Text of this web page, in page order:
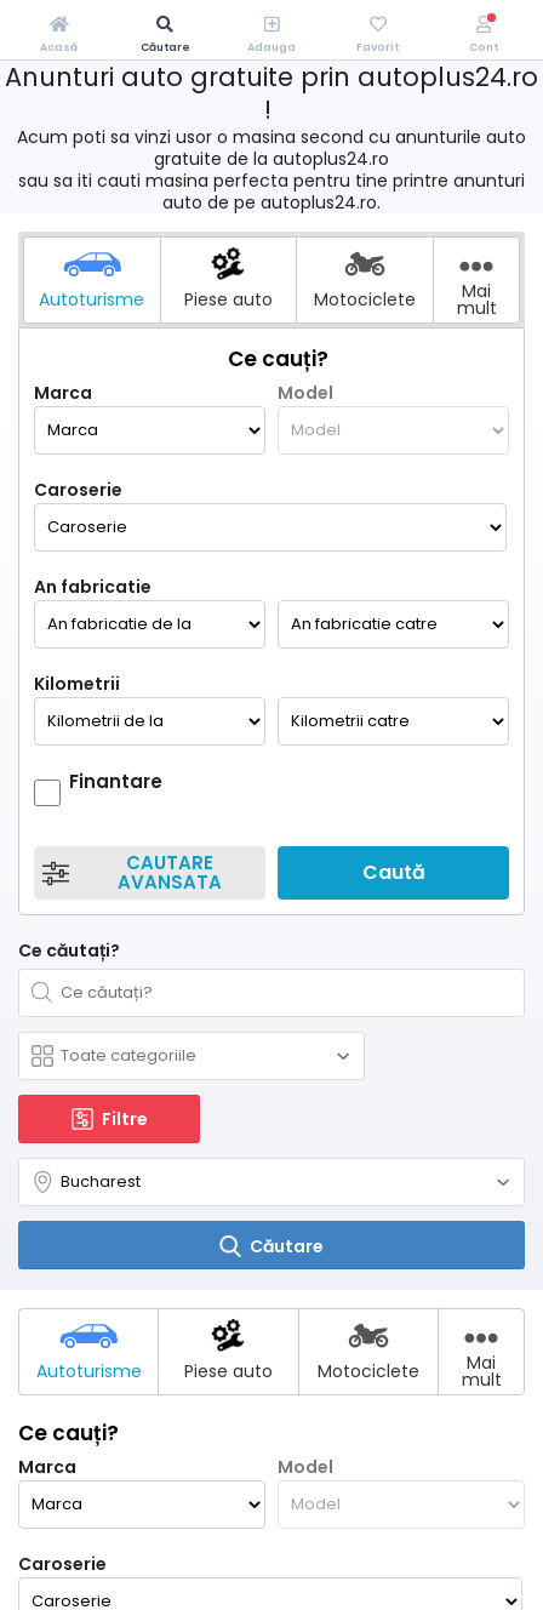
Anunturi auto gratuite prin autoplus24.ro
!
Acum poti sa vinzi usor o masina second cu anunturile auto
gratuite de la autoplus24.ro
sau sa iti cauti masina perfecta pentru tine printre anunturi
auto de pe autoplus24.ro.
Autoturisme Piese auto Motociclete Mai
mult
Ce cauți?
Marca Model
Caroserie
An fabricatie
Kilometrii
Finantare
CAUTARE
AVANSATA Caută
Ce căutați?
Filtre
Căutare
Autoturisme Piese auto Motociclete Mai
mult
Ce cauți?
Marca Model
Caroserie
Acasă Căutare Adauga Favorit Cont